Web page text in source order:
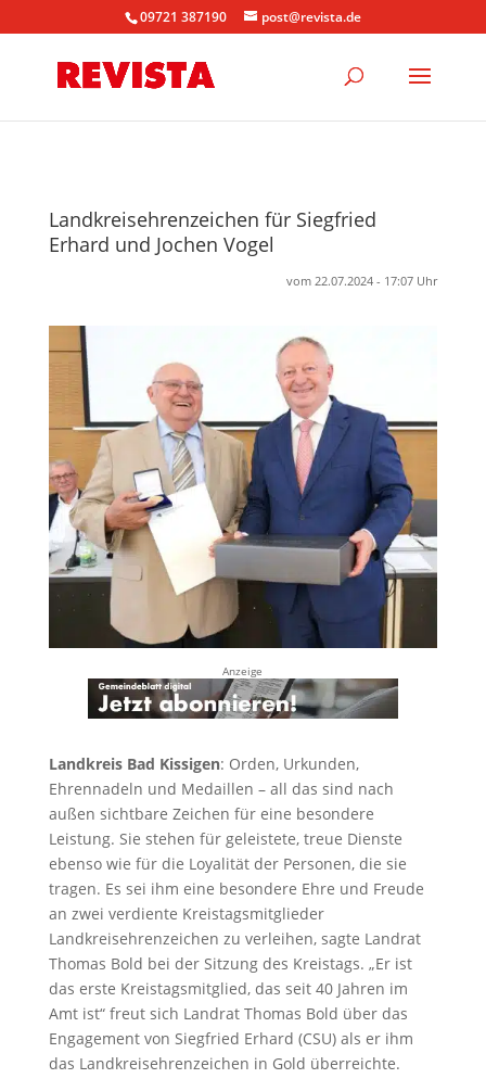
09721 387190 post@revista.de
Landkreisehrenzeichen für Siegfried
Erhard und Jochen Vogel
vom 22.07.2024 - 17:07 Uhr
Anzeige
Landkreis Bad Kissigen: Orden, Urkunden,
Ehrennadeln und Medaillen – all das sind nach
außen sichtbare Zeichen für eine besondere
Leistung. Sie stehen für geleistete, treue Dienste
ebenso wie für die Loyalität der Personen, die sie
tragen. Es sei ihm eine besondere Ehre und Freude
an zwei verdiente Kreistagsmitglieder
Landkreisehrenzeichen zu verleihen, sagte Landrat
Thomas Bold bei der Sitzung des Kreistags. „Er ist
das erste Kreistagsmitglied, das seit 40 Jahren im
Amt ist“ freut sich Landrat Thomas Bold über das
Engagement von Siegfried Erhard (CSU) als er ihm
das Landkreisehrenzeichen in Gold überreichte.